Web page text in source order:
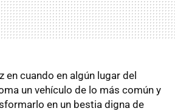
en cuando en algún lugar del
un vehículo de lo más común y
en un bestia digna de